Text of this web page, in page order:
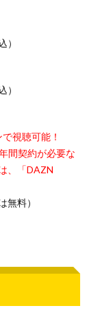
視聴可能！
間契約が必要な
、「DAZN
無料）